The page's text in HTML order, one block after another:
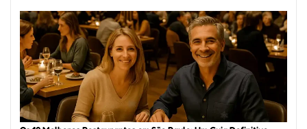
Pizzaria:
tradição
em
pizza
artesanal
forno
à